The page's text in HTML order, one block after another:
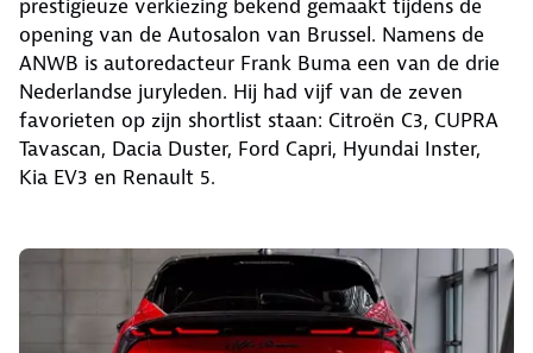
prestigieuze verkiezing bekend gemaakt tijdens de
opening van de Autosalon van Brussel. Namens de
ANWB is autoredacteur Frank Buma een van de drie
Nederlandse juryleden. Hij had vijf van de zeven
favorieten op zijn shortlist staan: Citroën C3, CUPRA
Tavascan, Dacia Duster, Ford Capri, Hyundai Inster,
Kia EV3 en Renault 5.